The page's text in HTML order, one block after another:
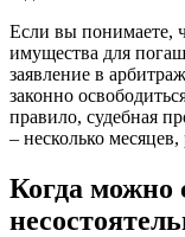
Если вы понимаете,
имущества для
заявление в
законно
правило, судебная
– несколько месяцев,
Когда можно